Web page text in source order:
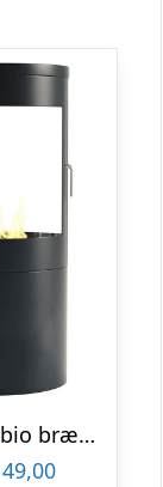
Columbus bio brændeovn med 360-view